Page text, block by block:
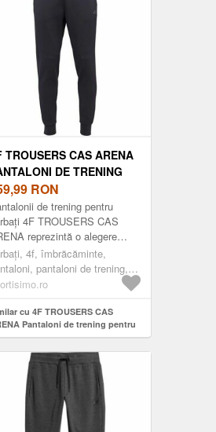
TROUSERS CAS ARENA
DE TRENING
BĂRBAȚI, NEGRU,
RON
de trening pentru
4F TROUSERS CAS
reprezintă o alegere
pentru activitățile
și activitățile de
...
4f, îmbrăcăminte,
pantaloni de trening,
negru
cu 4F TROUSERS CAS
Pantaloni de trening pentru
negru, mărime